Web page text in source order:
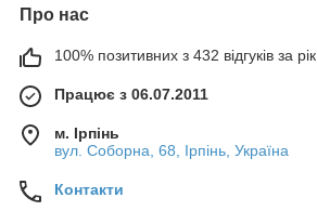
Про нас
100% позитивних з 432 відгуків за рік
Працює з 06.07.2011
м. Ірпінь
вул. Соборна, 68, Ірпінь, Україна
Контакти